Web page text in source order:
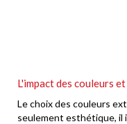
L'impact des couleurs
Le choix des couleurs
seulement esthétique,